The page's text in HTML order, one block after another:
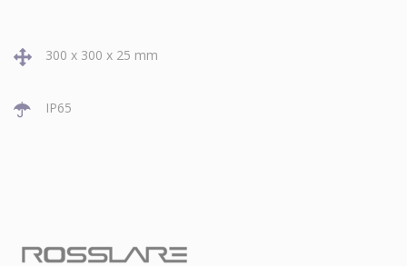
300 x 300 x 25 mm
IP65